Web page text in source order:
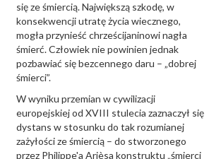
się ze śmiercią. Największą szkodę, w
konsekwencji utratę życia wiecznego,
mogła przynieść chrześcijaninowi nagła
śmierć. Człowiek nie powinien jednak
pozbawiać się bezcennego daru – „dobrej
śmierci”.
W wyniku przemian w cywilizacji
europejskiej od XVIII stulecia zaznaczył się
dystans w stosunku do tak rozumianej
zażyłości ze śmiercią – do stworzonego
przez Philippe'a Arièsa konstruktu „śmierci